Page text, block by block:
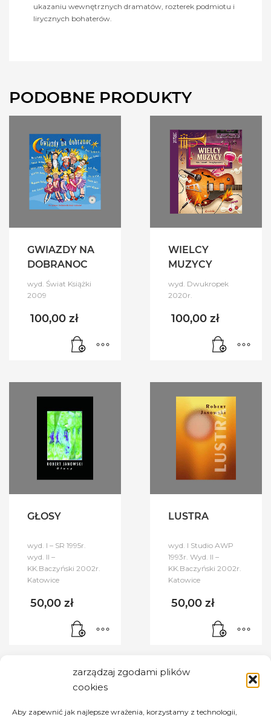
zarządzaj zgodami plików
cookies
Aby zapewnić jak najlepsze wrażenia, korzystamy z technologii,
ukazaniu wewnętrznych dramatów, rozterek podmiotu i
lirycznych bohaterów.
PODOBNE PRODUKTY
GWIAZDY NA
DOBRANOC
wyd. Świat Książki
2009
100,00 zł
WIELCY
MUZYCY
wyd. Dwukropek
2020r.
100,00 zł
GŁOSY
wyd. I – SR 1995r.
wyd. II –
KK.Baczyński 2002r.
Katowice
50,00 zł
LUSTRA
wyd. I Studio AWP
1993r. Wyd. II –
KK.Baczyński 2002r.
Katowice
50,00 zł
MPM - My Personal Management